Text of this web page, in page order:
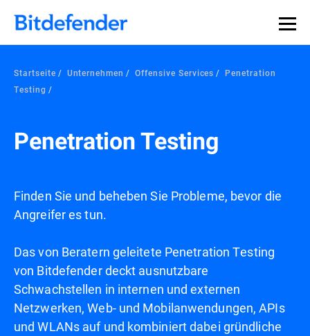
Startseite Unternehmen Offensive Services
Penetration
Testing
Penetration Testing
Finden Sie und beheben Sie Probleme, bevor die
Angreifer es tun.
Das von Beratern geleitete Penetration Testing
von Bitdefender deckt ausnutzbare
Schwachstellen in internen und externen
Netzwerken, Web- und Mobilanwendungen, APIs
und WLANs auf und kombiniert dabei gründliche